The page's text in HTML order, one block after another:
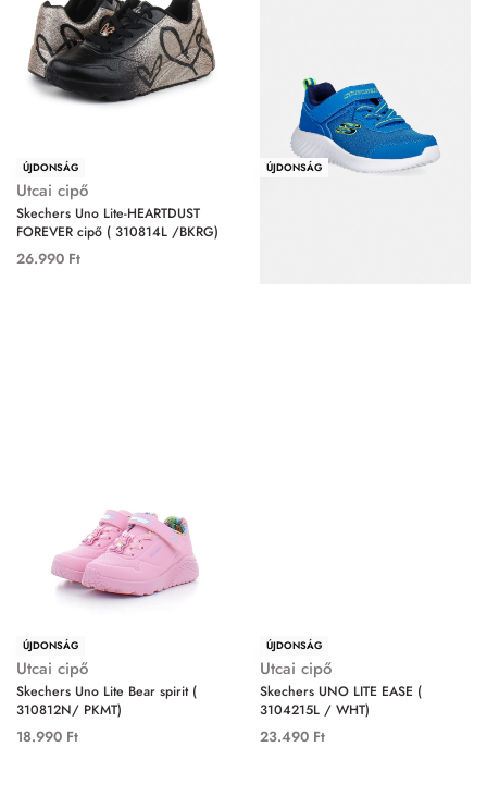
ÚJDONSÁG
Utcai cipő
Skechers Uno Lite-HEARTDUST
FOREVER cipő ( 310814L /BKRG)
26.990 Ft
ÚJDONSÁG
ÚJDONSÁG
Utcai cipő
Skechers Uno Lite Bear spirit (
310812N/ PKMT)
18.990 Ft
ÚJDONSÁG
Utcai cipő
Skechers UNO LITE EASE (
3104215L / WHT)
23.490 Ft